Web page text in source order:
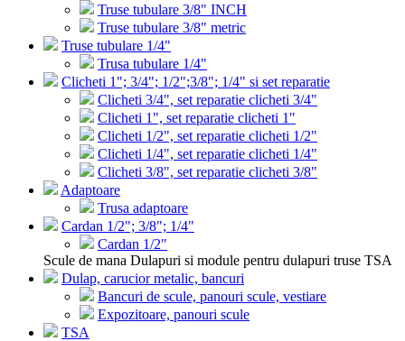
Truse tubulare 3/8" INCH
Truse tubulare 3/8" metric
Truse tubulare 1/4"
Trusa tubulare 1/4"
Clicheti 1"; 3/4"; 1/2";3/8"; 1/4" si set reparatie
Clicheti 3/4", set reparatie clicheti 3/4"
Clicheti 1", set reparatie clicheti 1"
Clicheti 1/2", set reparatie clicheti 1/2"
Clicheti 1/4", set reparatie clicheti 1/4"
Clicheti 3/8", set reparatie clicheti 3/8"
Adaptoare
Trusa adaptoare
Cardan 1/2"; 3/8"; 1/4"
Cardan 1/2"
Scule de mana Dulapuri si module pentru dulapuri truse TSA
Dulap, carucior metalic, bancuri
Bancuri de scule, panouri scule, vestiare
Expozitoare, panouri scule
TSA